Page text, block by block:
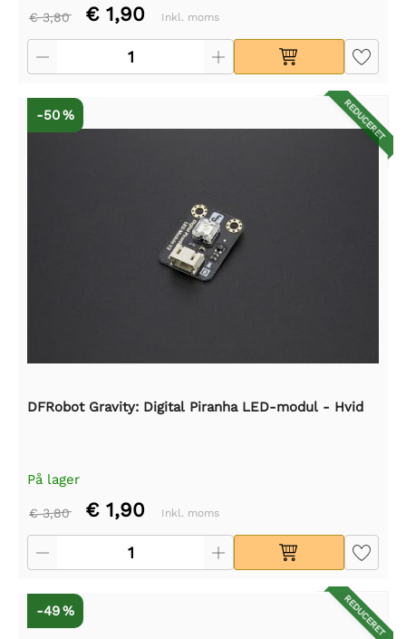
€ 3,80 € 1,90 Inkl. moms
REDUCERET
-50 %
DFRobot Gravity: Digital Piranha LED-modul - Hvid
På lager
€ 3,80 € 1,90 Inkl. moms
REDUCERET
-49 %